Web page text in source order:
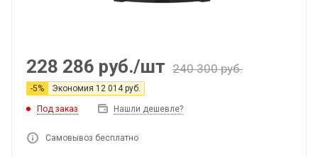
228 286 руб./шт 240 300руб.
-5% Экономия 12 014руб.
Под заказ Нашли дешевле?
Самовывоз бесплатно